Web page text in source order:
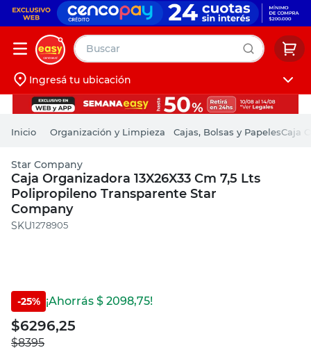
Buscar
Iniciá sesión
Ingresá tu ubicación
Organización y Limpieza Cajas, Bolsas y PapelesCaja
Star Company
Caja Organizadora 13X26X33 Cm 7,5 Lts
Polipropileno Transparente Star
Company
:1278905
-25% ¡Ahorrás $ 2098,75!
$6296,25
$8395
muebles
pintura
escritorio
puertas
placard